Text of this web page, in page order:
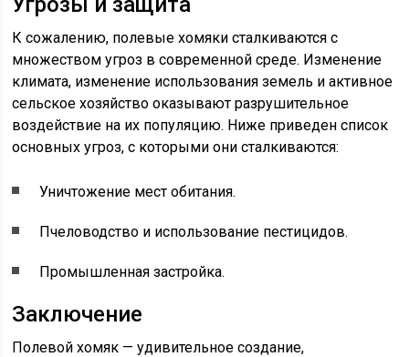
К сожалению, полевые хомяки сталкиваются с
множеством угроз в современной среде. Изменение
климата, изменение использования земель и активное
сельское хозяйство оказывают разрушительное
воздействие на их популяцию. Ниже приведен список
основных угроз, с которыми они сталкиваются:
Уничтожение мест обитания.
Пчеловодство и использование пестицидов.
Промышленная застройка.
Заключение
Полевой хомяк — удивительное создание,